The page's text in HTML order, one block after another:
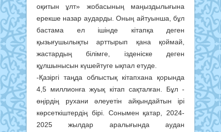
оқитын ұлт» жобасының маңыздылығына
ерекше назар аударды. Оның айтуынша, бұл
бастама ел ішінде кітапқа деген
қызығушылықты арттырып қана қоймай,
жастардың білімге, ізденіске деген
құлшынысын күшейтуге ықпал етуде.
-Қазіргі таңда облыстық кітапхана қорында
4,5 миллионға жуық кітап сақталған. Бұл -
өңірдің рухани әлеуетін айқындайтын ірі
көрсеткіштердің бірі. Сонымен қатар, 2024-
2025 жылдар аралығында аудан